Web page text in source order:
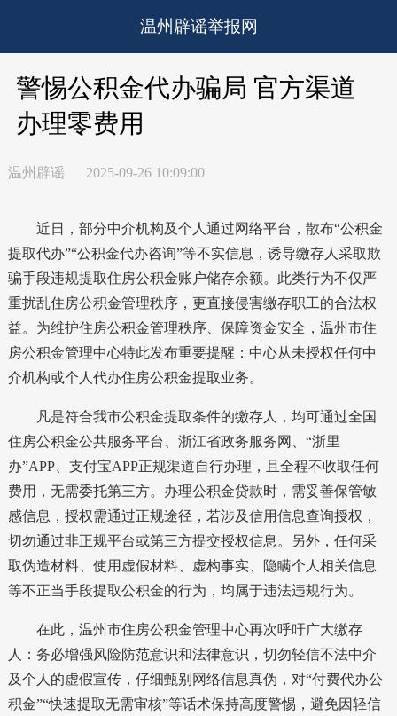
温州辟谣举报网
警惕公积金代办骗局 官方渠道
办理零费用
温州辟谣 2025-09-26 10:09:00
近日，部分中介机构及个人通过网络平台，散布“公积金
提取代办”“公积金代办咨询”等不实信息，诱导缴存人采取欺
骗手段违规提取住房公积金账户储存余额。此类行为不仅严
重扰乱住房公积金管理秩序，更直接侵害缴存职工的合法权
益。为维护住房公积金管理秩序、保障资金安全，温州市住
房公积金管理中心特此发布重要提醒：中心从未授权任何中
介机构或个人代办住房公积金提取业务。
凡是符合我市公积金提取条件的缴存人，均可通过全国
住房公积金公共服务平台、浙江省政务服务网、“浙里
办”APP、支付宝APP正规渠道自行办理，且全程不收取任何
费用，无需委托第三方。办理公积金贷款时，需妥善保管敏
感信息，授权需通过正规途径，若涉及信用信息查询授权，
切勿通过非正规平台或第三方提交授权信息。另外，任何采
取伪造材料、使用虚假材料、虚构事实、隐瞒个人相关信息
等不正当手段提取公积金的行为，均属于违法违规行为。
在此，温州市住房公积金管理中心再次呼吁广大缴存
人：务必增强风险防范意识和法律意识，切勿轻信不法中介
及个人的虚假宣传，仔细甄别网络信息真伪，对“付费代办公
积金”“快速提取无需审核”等话术保持高度警惕，避免因轻信